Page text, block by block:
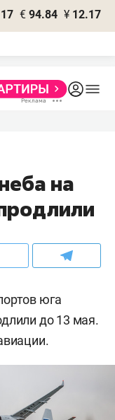
€ 94.84 ¥ 12.17
на
юга
до 13 мая.